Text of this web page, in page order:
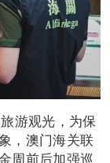
游观光，为保
，澳门海关联
周前后加强巡